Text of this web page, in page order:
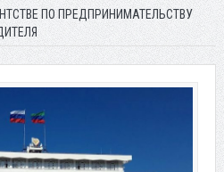
ПО ПРЕДПРИНИМАТЕЛЬСТВУ